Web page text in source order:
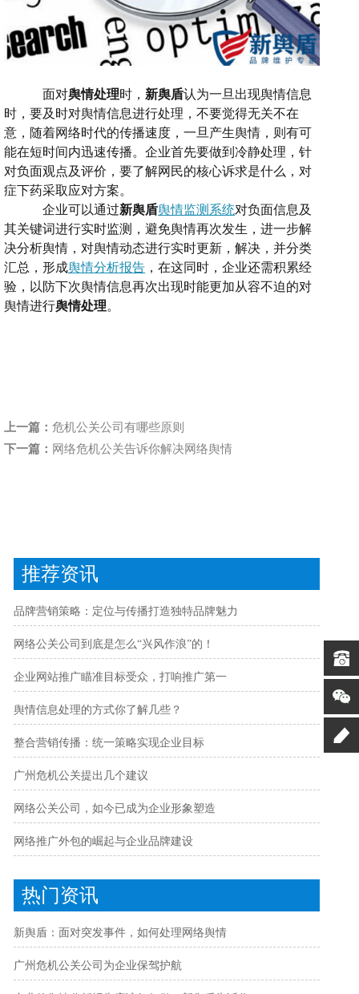
面对舆情处理时， 新舆盾认为一旦出现舆情信息
时，要及时对舆情信息进行处理，不要觉得无关不在
意，随着网络时代的传播速度，一旦产生舆情，则有可
能在短时间内迅速传播。企业首先要做到冷静处理， 针
对负面观点及评价， 要了解网民的核心诉求是什么 ， 对
症下药采取应对方案。
企业可以通过新舆盾舆情监测系统对负面信息及
其关键词进行实时监测，避免舆情再次发生，进一步解
决分析舆情，对舆情动态进行实时更新，解决，并分类
汇总，形成舆情分析报告 ，在这同时，企业还需积累经
验，以防下次舆情信息再次出现时能更加从容不迫的对
舆情进行舆情处理。
上一篇： 危机公关公司有哪些原则
下一篇： 网络危机公关告诉你解决网络舆情
推荐资讯
品牌营销策略：定位与传播打造独特品牌魅力
网络公关公司到底是怎么“兴风作浪”的！
企业网站推广瞄准目标受众，打响推广第一
舆情信息处理的方式你了解几些？
整合营销传播：统一策略实现企业目标
广州危机公关提出几个建议
网络公关公司，如今已成为企业形象塑造
网络推广外包的崛起与企业品牌建设
热门资讯
新舆盾：面对突发事件，如何处理网络舆情
广州危机公关公司为企业保驾护航